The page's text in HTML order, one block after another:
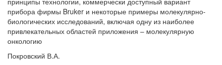
прибора фирмы Bruker и некоторые примеры молекулярно-
биологических исследований, включая одну из наиболее
привлекательных областей приложения – молекулярную
онкологию
Покровский В.А.